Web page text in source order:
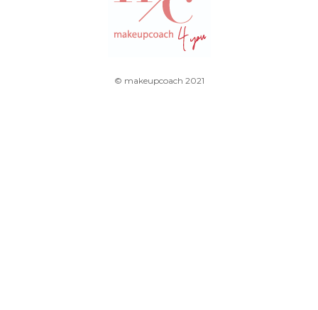
© makeupcoach 2021